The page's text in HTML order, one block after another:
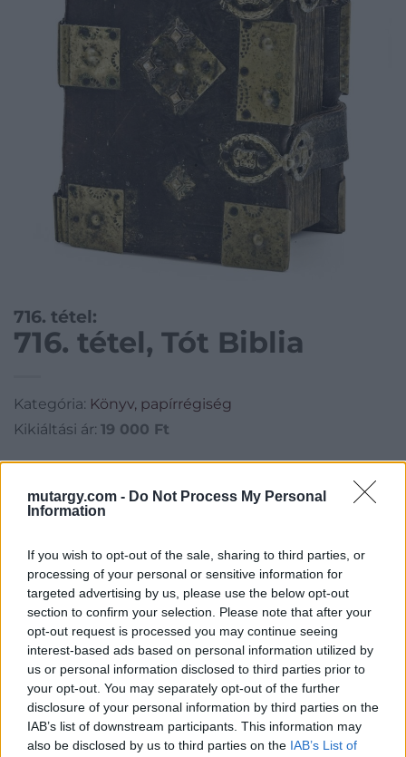
mutargy.com - Do Not Process My Personal
Information
If you wish to opt-out of the sale, sharing to third parties, or
processing of your personal or sensitive information for
targeted advertising by us, please use the below opt-out
section to confirm your selection. Please note that after your
opt-out request is processed you may continue seeing
interest-based ads based on personal information utilized by
us or personal information disclosed to third parties prior to
your opt-out. You may separately opt-out of the further
disclosure of your personal information by third parties on the
IAB’s list of downstream participants. This information may
also be disclosed by us to third parties on the IAB’s List of
716. tétel:
716. tétel, Tót Biblia
Kategória: Könyv, papírrégiség
Kikiáltási ár: 19 000 Ft
Aukció neve:29. aukció / műtárgy
Aukció ideje: 18:00
Aukció helye: Budapest, Biksady Galéria
Eladó adatai
Eladó:Biksady Galéria
Cím: Törő Tamás